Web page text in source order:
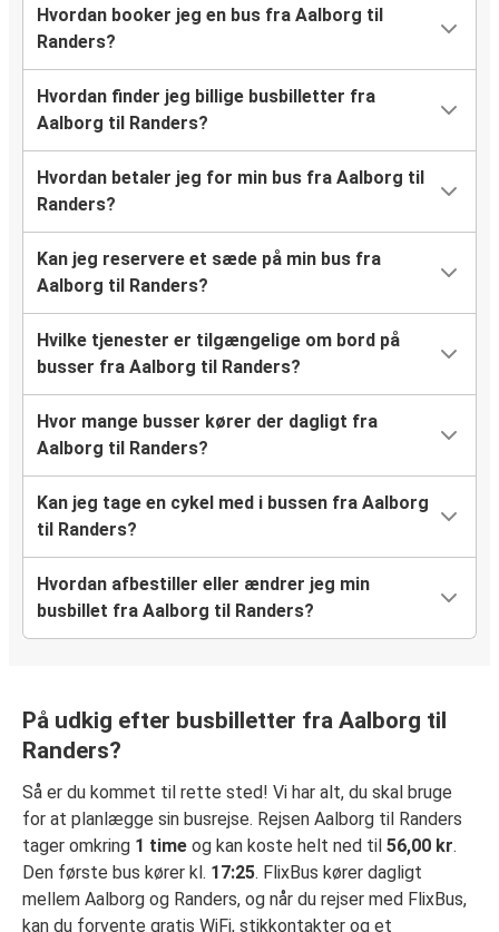
Hvordan booker jeg en bus fra Aalborg til
Randers?
Hvordan finder jeg billige busbilletter fra
Aalborg til Randers?
Hvordan betaler jeg for min bus fra Aalborg til
Randers?
Kan jeg reservere et sæde på min bus fra
Aalborg til Randers?
Hvilke tjenester er tilgængelige om bord på
busser fra Aalborg til Randers?
Hvor mange busser kører der dagligt fra
Aalborg til Randers?
Kan jeg tage en cykel med i bussen fra Aalborg
til Randers?
Hvordan afbestiller eller ændrer jeg min
busbillet fra Aalborg til Randers?
På udkig efter busbilletter fra Aalborg til
Randers?
Så er du kommet til rette sted! Vi har alt, du skal bruge
for at planlægge sin busrejse. Rejsen Aalborg til Randers
tager omkring 1 time og kan koste helt ned til 56,00 kr.
Den første bus kører kl. 17:25. FlixBus kører dagligt
mellem Aalborg og Randers, og når du rejser med FlixBus,
kan du forvente gratis WiFi, stikkontakter og et